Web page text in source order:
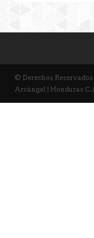
© Derechos
Arcángel | Honduras